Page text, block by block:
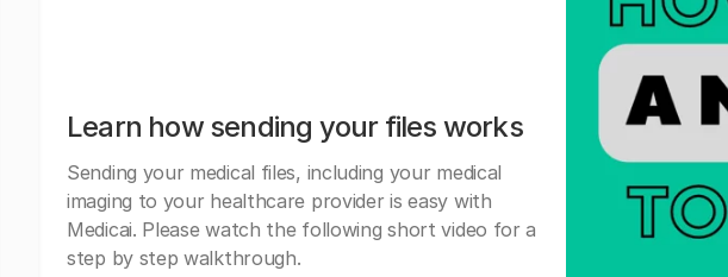
Learn how sending your files works
Sending your medical files, including your medical
imaging to your healthcare provider is easy with
Medicai. Please watch the following short video for a
step by step walkthrough.